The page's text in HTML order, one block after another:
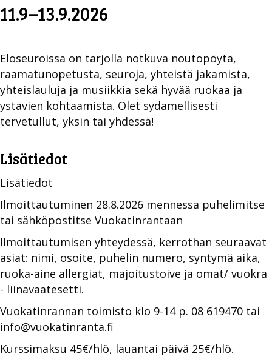
11.9–13.9.2026
Eloseuroissa on tarjolla notkuva noutopöytä,
raamatunopetusta, seuroja, yhteistä jakamista,
yhteislauluja ja musiikkia sekä hyvää ruokaa ja
ystävien kohtaamista. Olet sydämellisesti
tervetullut, yksin tai yhdessä!
Lisätiedot
Lisätiedot
Ilmoittautuminen 28.8.2026 mennessä puhelimitse
tai sähköpostitse Vuokatinrantaan
Ilmoittautumisen yhteydessä, kerrothan seuraavat
asiat: nimi, osoite, puhelin numero, syntymä aika,
ruoka-aine allergiat, majoitustoive ja omat/ vuokra
- liinavaatesetti.
Vuokatinrannan toimisto klo 9-14 p. 08 619470 tai
info@vuokatinranta.fi
Kurssimaksu 45€/hlö, lauantai päivä 25€/hlö.